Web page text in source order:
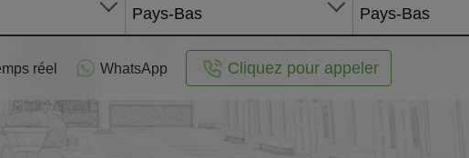
Pays-Bas Pays-Bas
réel WhatsApp Cliquez pour appeler